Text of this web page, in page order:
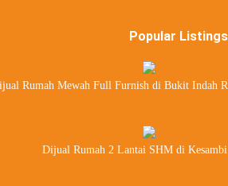
Popular Listings
Rumah Mewah Full Furnish di Bukit Indah
Dijual Rumah 2 Lantai SHM di